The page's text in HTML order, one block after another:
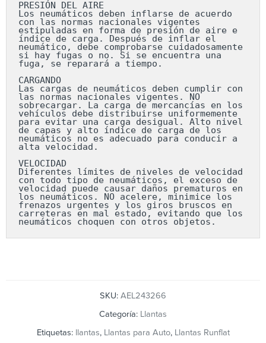
PRESIÓN DEL AIRE
Los neumáticos deben inflarse de acuerdo
con las normas nacionales vigentes
estipuladas en forma de presión de aire e
índice de carga. Después de inflar el
neumático, debe comprobarse cuidadosamente
si hay fugas o no. Si se encuentra una
fuga, se reparará a tiempo.
CARGANDO
Las cargas de neumáticos deben cumplir con
las normas nacionales vigentes. NO
sobrecargar. La carga de mercancías en los
vehículos debe distribuirse uniformemente
para evitar una carga desigual. Alto nivel
de capas y alto índice de carga de los
neumáticos no es adecuado para conducir a
alta velocidad.
VELOCIDAD
Diferentes límites de niveles de velocidad
con todo tipo de neumáticos, el exceso de
velocidad puede causar daños prematuros en
los neumáticos. NO acelere, minimice los
frenazos urgentes y los giros bruscos en
carreteras en mal estado, evitando que los
neumáticos choquen con otros objetos.
SKU: AEL243266
Categoría: Llantas
Etiquetas: llantas, Llantas para Auto, Llantas Runflat